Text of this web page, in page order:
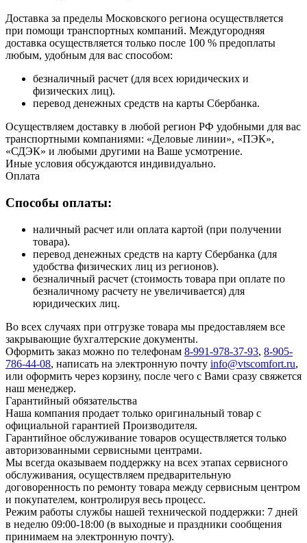
Доставка за пределы Московского региона осуществляется
при помощи транспортных компаний. Междугородняя
доставка осуществляется только после 100 % предоплаты
любым, удобным для вас способом:
безналичный расчет (для всех юридических и
физических лиц).
перевод денежных средств на карты Сбербанка.
Осуществляем доставку в любой регион РФ удобными для вас
транспортными компаниями: «Деловые линии», «ПЭК»,
«СДЭК» и любыми другими на Ваше усмотрение.
Иные условия обсуждаются индивидуально.
Оплата
Способы оплаты:
наличный расчет или оплата картой (при получении
товара).
перевод денежных средств на карту Сбербанка (для
удобства физических лиц из регионов).
безналичный расчет (стоимость товара при оплате по
безналичному расчету не увеличивается) для
юридических лиц.
Во всех случаях при отгрузке товара мы предоставляем все
закрывающие бухгалтерские документы.
Оформить заказ можно по телефонам 8-991-978-37-93, 8-905-
786-44-08, написать на электронную почту info@vtscomfort.ru,
или оформить через корзину, после чего с Вами сразу свяжется
наш менеджер.
Гарантийный обязательства
Наша компания продает только оригинальный товар с
официальной гарантией Производителя.
Гарантийное обслуживание товаров осуществляется только
авторизованными сервисными центрами.
Мы всегда оказываем поддержку на всех этапах сервисного
обслуживания, осуществляем предварительную
договоренность по ремонту товара между сервисным центром
и покупателем, контролируя весь процесс.
Режим работы службы нашей технической поддержки: 7 дней
в неделю 09:00-18:00 (в выходные и праздники сообщения
принимаем на электронную почту).